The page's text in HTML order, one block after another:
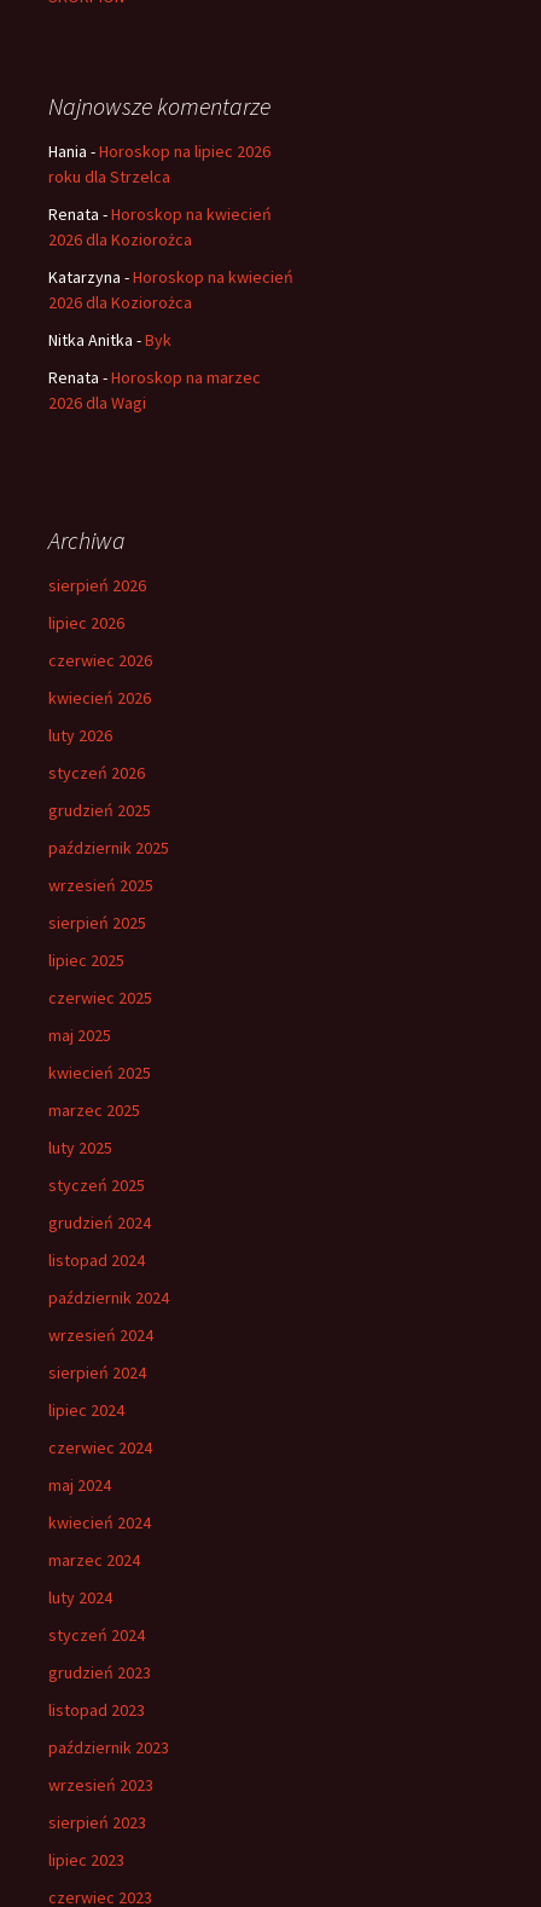
Najnowsze komentarze
Hania -Horoskop na lipiec 2026
roku dla Strzelca
Renata -Horoskop na kwiecień
2026 dla Koziorożca
Katarzyna -Horoskop na kwiecień
2026 dla Koziorożca
Nitka Anitka -Byk
Renata -Horoskop na marzec
2026 dla Wagi
Archiwa
sierpień 2026
lipiec 2026
czerwiec 2026
kwiecień 2026
luty 2026
styczeń 2026
grudzień 2025
październik 2025
wrzesień 2025
sierpień 2025
lipiec 2025
czerwiec 2025
maj 2025
kwiecień 2025
marzec 2025
luty 2025
styczeń 2025
grudzień 2024
listopad 2024
październik 2024
wrzesień 2024
sierpień 2024
lipiec 2024
czerwiec 2024
maj 2024
kwiecień 2024
marzec 2024
luty 2024
styczeń 2024
grudzień 2023
listopad 2023
październik 2023
wrzesień 2023
sierpień 2023
lipiec 2023
czerwiec 2023